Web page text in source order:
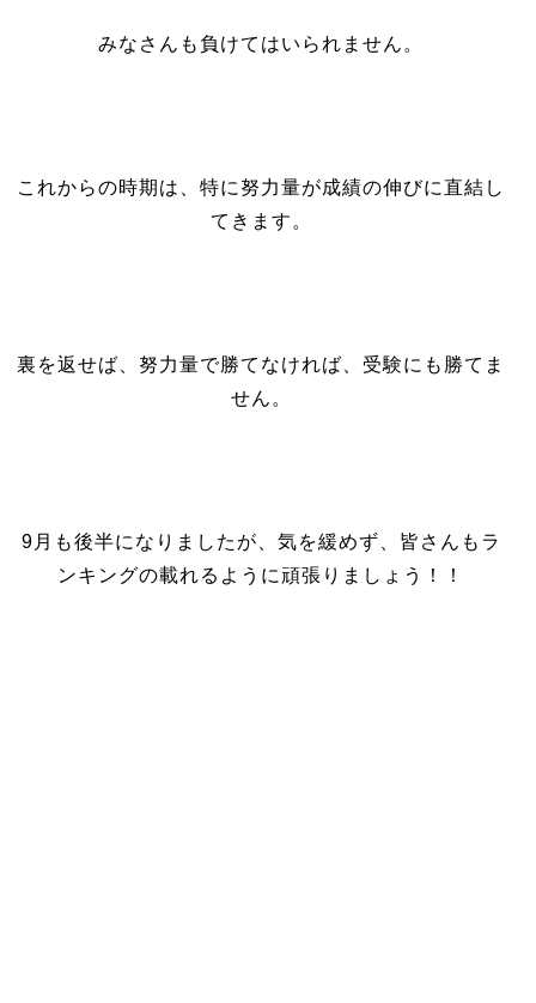
みなさんも負けてはいられません。
これからの時期は、特に努力量が成績の伸びに直結し
てきます。
裏を返せば、努力量で勝てなければ、受験にも勝てま
せん。
9月も後半になりましたが、気を緩めず、皆さんもラ
ンキングの載れるように頑張りましょう！！